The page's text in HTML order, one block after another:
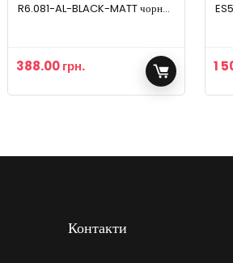
R6.081-AL-BLACK-MATT чорний
388.00грн. 1
Контакти